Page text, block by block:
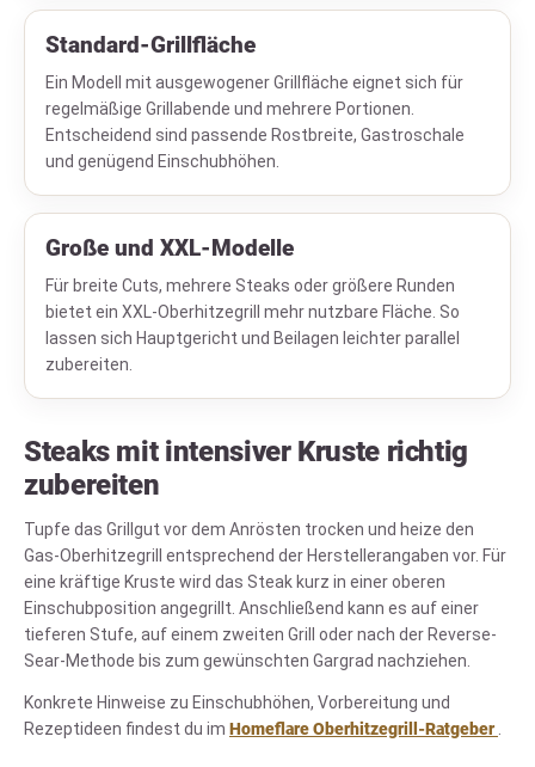
Standard-Grillfläche
Ein Modell mit ausgewogener Grillfläche eignet sich für
regelmäßige Grillabende und mehrere Portionen.
Entscheidend sind passende Rostbreite, Gastroschale
und genügend Einschubhöhen.
Große und XXL-Modelle
Für breite Cuts, mehrere Steaks oder größere Runden
bietet ein XXL-Oberhitzegrill mehr nutzbare Fläche. So
lassen sich Hauptgericht und Beilagen leichter parallel
zubereiten.
Steaks mit intensiver Kruste richtig
zubereiten
Tupfe das Grillgut vor dem Anrösten trocken und heize den
Gas-Oberhitzegrill entsprechend der Herstellerangaben vor. Für
eine kräftige Kruste wird das Steak kurz in einer oberen
Einschubposition angegrillt. Anschließend kann es auf einer
tieferen Stufe, auf einem zweiten Grill oder nach der Reverse-
Sear-Methode bis zum gewünschten Gargrad nachziehen.
Konkrete Hinweise zu Einschubhöhen, Vorbereitung und
Rezeptideen findest du im Homeflare Oberhitzegrill-Ratgeber